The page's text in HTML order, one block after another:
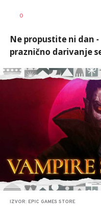
0
Ne propustite ni dan -
praznično darivanje
IZVOR: EPIC GAMES STORE